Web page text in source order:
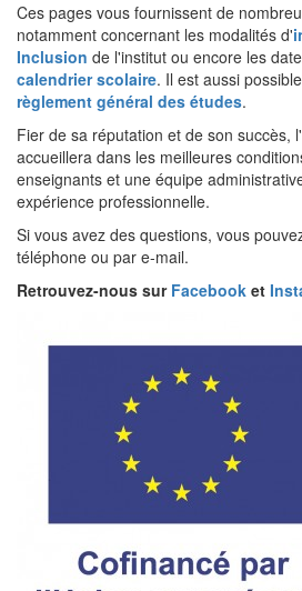
Ces pages vous fournissent de
notamment concernant les modalités d'
Inclusion de l'institut ou encore les
calendrier scolaire. Il est aussi
règlement général des études.
Fier de sa réputation et de son succès,
accueillera dans les meilleures
enseignants et une équipe
expérience professionnelle.
Si vous avez des questions, vous
téléphone ou par e-mail.
Retrouvez-nous sur Facebook et